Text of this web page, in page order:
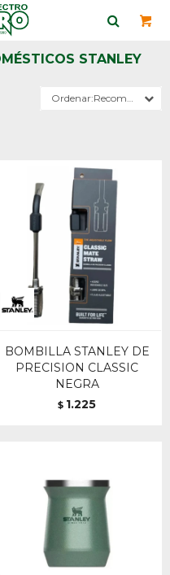
STANLEY
Recomendados
BOMBILLA STANLEY DE
PRECISION CLASSIC
NEGRA
$ 1.225